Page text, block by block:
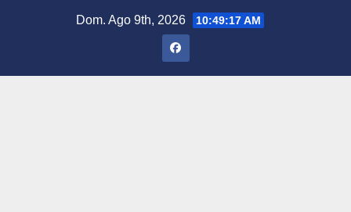
Dom. Ago 9th, 2026 10:49:18 AM